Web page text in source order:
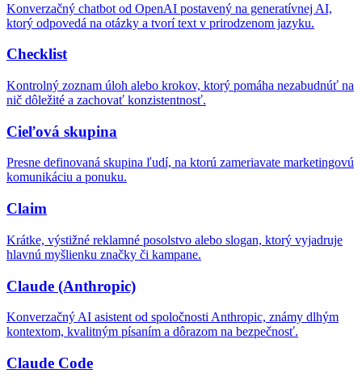
Konverzačný chatbot od OpenAI postavený na generatívnej AI,
ktorý odpovedá na otázky a tvorí text v prirodzenom jazyku.
Checklist
Kontrolný zoznam úloh alebo krokov, ktorý pomáha nezabudnúť na
nič dôležité a zachovať konzistentnosť.
Cieľová skupina
Presne definovaná skupina ľudí, na ktorú zameriavate marketingovú
komunikáciu a ponuku.
Claim
Krátke, výstižné reklamné posolstvo alebo slogan, ktorý vyjadruje
hlavnú myšlienku značky či kampane.
Claude (Anthropic)
Konverzačný AI asistent od spoločnosti Anthropic, známy dlhým
kontextom, kvalitným písaním a dôrazom na bezpečnosť.
Claude Code